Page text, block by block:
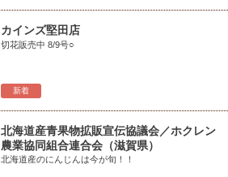
新着
カインズ堅田店
切花販売中 8/9号○
北海道産青果物拡販宣伝協議会／ホクレン
農業協同組合連合会（滋賀県）
北海道産のにんじんは今が旬！！